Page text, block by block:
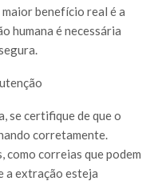
benefício real é a
humana é necessária
se certifique de que o
corretamente.
como correias que podem
a extração esteja